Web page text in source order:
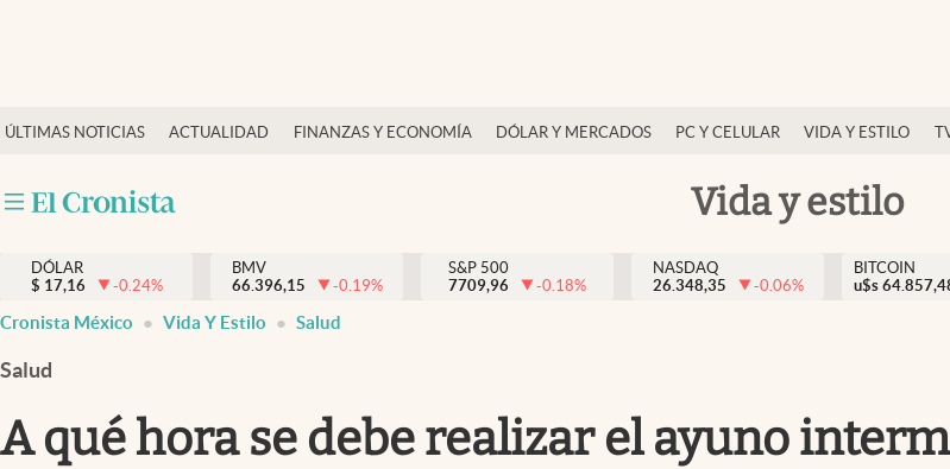
ÚLTIMAS NOTICIAS ACTUALIDAD FINANZAS Y ECONOMÍA DÓLAR Y MERCADOS PC Y CELULAR VIDA Y ESTILO
Vida y estilo
Actualidad
Internacionales
Opinión
Brand Strategy
Vida y estilo
DÓLAR
$ 17,16 -0.24%
BMV
66.396,15
-0.19%
S&P 500
7709,96
-0.18%
NASDAQ
26.348,35
-0.06%
BITCOIN
u$s
Cronista México Vida Y Estilo Salud
Salud
A qué hora se debe realizar el ayuno